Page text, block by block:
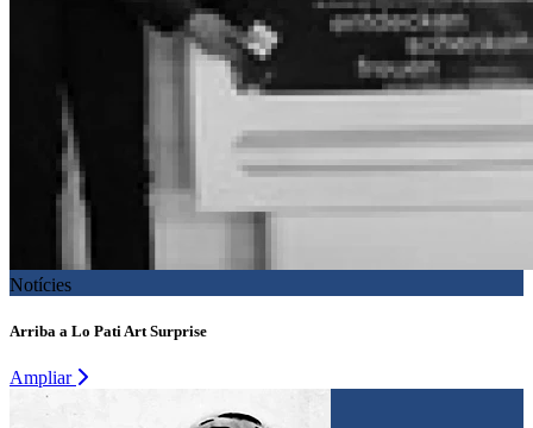
Notícies
Arriba a Lo Pati Art Surprise
Ampliar